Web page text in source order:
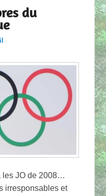
du
les JO de 2008…
irresponsables et